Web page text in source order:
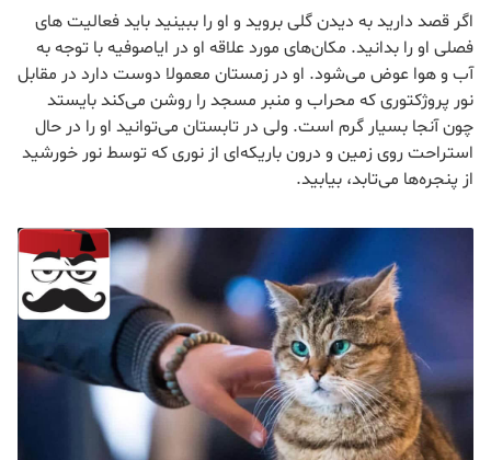
اگر قصد دارید به دیدن گلی بروید و او را ببینید باید فعالیت های
فصلی او را بدانید. مکان‌های مورد علاقه او در ایاصوفیه با توجه به
آب و هوا عوض می‌شود. او در زمستان معمولا دوست دارد در مقابل
نور پروژکتوری که محراب و منبر مسجد را روشن می‌کند بایستد
چون آنجا بسیار گرم است. ولی در تابستان می‌توانید او را در حال
استراحت روی زمین و درون باریکه‌ای از نوری که توسط نور خورشید
از پنجره‌ها می‌تابد، بیابید.